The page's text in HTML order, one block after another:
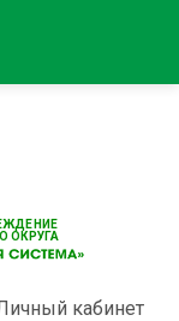
ОКРУГА
кабинет